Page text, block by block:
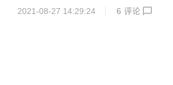
理与分析。 作为目前全球物联网市场广泛
Studio 2020年5月29日 我们推出一个阶
2021-08-27 14:29:24 6 评论